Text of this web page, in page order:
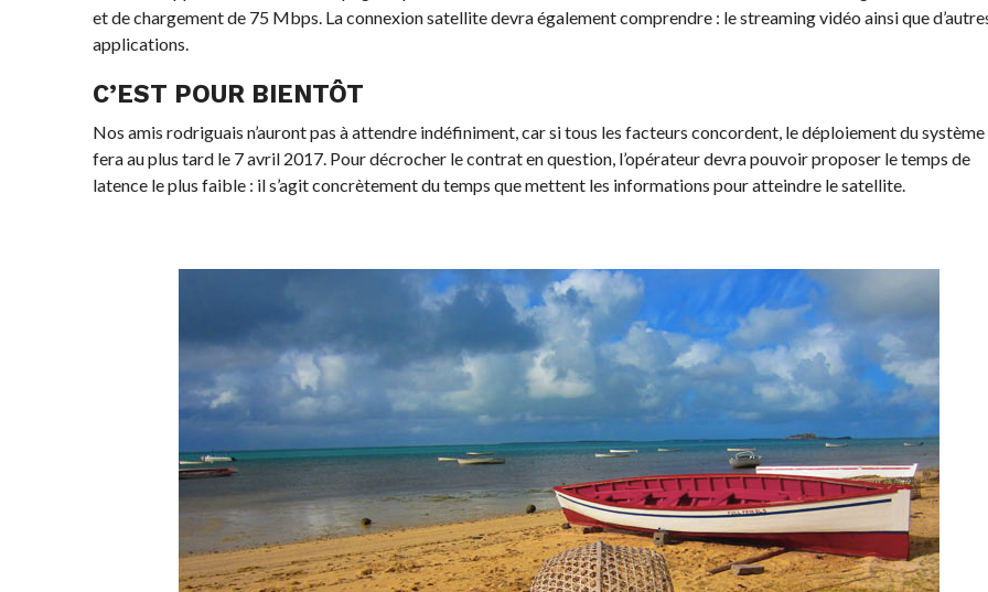
et de chargement de 75 Mbps. La connexion satellite devra également comprendre : le streaming vidéo ainsi que
applications.
C’EST POUR BIENTÔT
Nos amis rodriguais n’auront pas à attendre indéfiniment, car si tous les facteurs concordent, le déploiement du système
fera au plus tard le 7 avril 2017. Pour décrocher le contrat en question, l’opérateur devra pouvoir proposer le temps de
latence le plus faible : il s’agit concrètement du temps que mettent les informations pour atteindre le satellite.